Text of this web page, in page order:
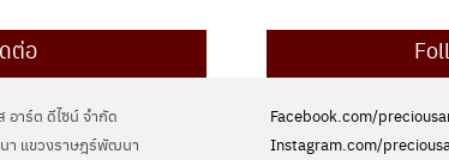
ต่อ
อาร์ต ดีไซน์ จำกัด
แขวงราษฎร์พัฒนา
Facebook.com/
Instagram.com/